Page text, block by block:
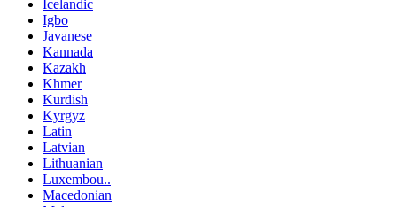
Icelandic
Igbo
Javanese
Kannada
Kazakh
Khmer
Kurdish
Kyrgyz
Latin
Latvian
Lithuanian
Luxembou..
Macedonian